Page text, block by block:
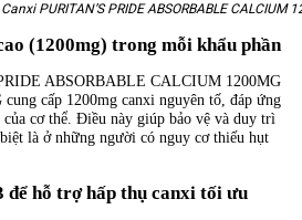
PURITAN’S PRIDE ABSORBABLE CALCIUM
(1200mg) trong mỗi khẩu phần
ABSORBABLE CALCIUM 1200MG
cấp 1200mg canxi nguyên tố, đáp ứng
của cơ thể. Điều này giúp bảo vệ và duy trì
là ở những người có nguy cơ thiếu hụt
hỗ trợ hấp thụ canxi tối ưu